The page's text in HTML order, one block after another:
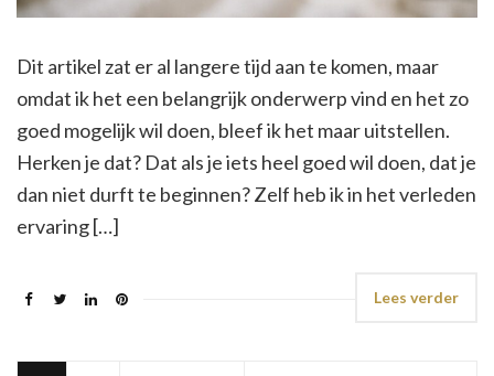
Dit artikel zat er al langere tijd aan te komen, maar
omdat ik het een belangrijk onderwerp vind en het zo
goed mogelijk wil doen, bleef ik het maar uitstellen.
Herken je dat? Dat als je iets heel goed wil doen, dat je
dan niet durft te beginnen? Zelf heb ik in het verleden
ervaring […]
Lees verder